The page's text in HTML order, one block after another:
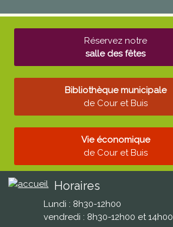
Réservez notre
salle des fêtes
Bibliothèque municipale
de Cour et Buis
Vie économique
de Cour et Buis
Horaires
Lundi : 8h30-12h00
vendredi : 8h30-12h00 et